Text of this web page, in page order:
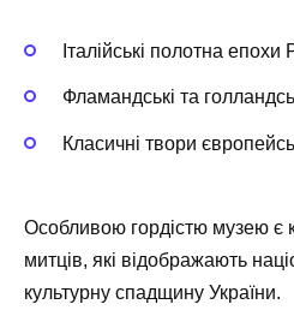
Італійські полотна
Фламандські та
Класичні твори
Особливою гордістю музею є
митців, які відображають
культурну спадщину України.